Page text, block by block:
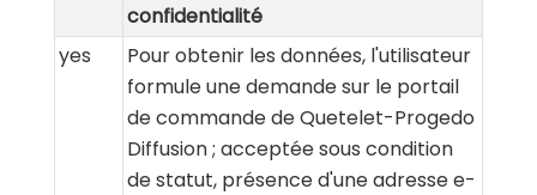
confidentialité
yes
Pour obtenir les données, l'utilisateur
formule une demande sur le portail
de commande de Quetelet-Progedo
Diffusion ; acceptée sous condition
de statut, présence d'une adresse e-